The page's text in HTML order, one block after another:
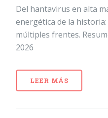
Del hantavirus en alta
energética de la
múltiples frentes.
2026
LEER MÁS